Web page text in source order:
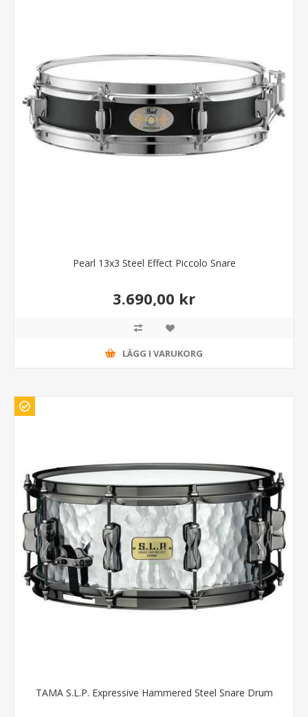
Pearl 13x3 Steel Effect Piccolo Snare
3.690,00 kr
LÄGG I VARUKORG
TAMA S.L.P. Expressive Hammered Steel Snare Drum